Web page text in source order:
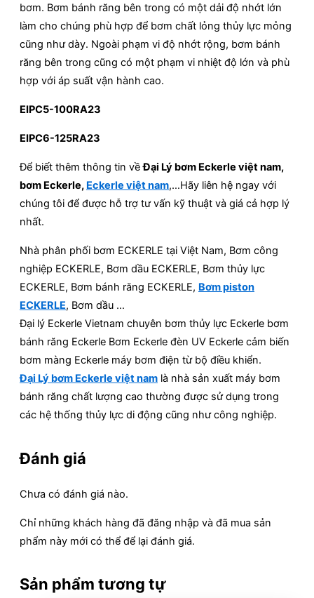
bơm. Bơm bánh răng bên trong có một dải độ nhớt lớn
làm cho chúng phù hợp để bơm chất lỏng thủy lực mỏng
cũng như dày. Ngoài phạm vi độ nhớt rộng, bơm bánh
răng bên trong cũng có một phạm vi nhiệt độ lớn và phù
hợp với áp suất vận hành cao.
EIPC5-100RA23
EIPC6-125RA23
Để biết thêm thông tin vềĐại Lý bơm Eckerle việt nam,
bơm Eckerle, Eckerle việt nam,…Hãy liên hệ ngay với
chúng tôi để được hỗ trợ tư vấn kỹ thuật và giá cả hợp lý
nhất.
Nhà phân phối bơm ECKERLE tại Việt Nam, Bơm công
nghiệp ECKERLE, Bơm dầu ECKERLE, Bơm thủy lực
ECKERLE, Bơm bánh răng ECKERLE, Bơm piston
ECKERLE, Bơm dầu …
Đại lý Eckerle Vietnam chuyên bơm thủy lực Eckerle bơm
bánh răng Eckerle Bơm Eckerle đèn UV Eckerle cảm biến
bơm màng Eckerle máy bơm điện từ bộ điều khiển.
Đại Lý bơm Eckerle việt nam là nhà sản xuất máy bơm
bánh răng chất lượng cao thường được sử dụng trong
các hệ thống thủy lực di động cũng như công nghiệp.
Đánh giá
Chưa có đánh giá nào.
Chỉ những khách hàng đã đăng nhập và đã mua sản
phẩm này mới có thể để lại đánh giá.
Sản phẩm tương tự